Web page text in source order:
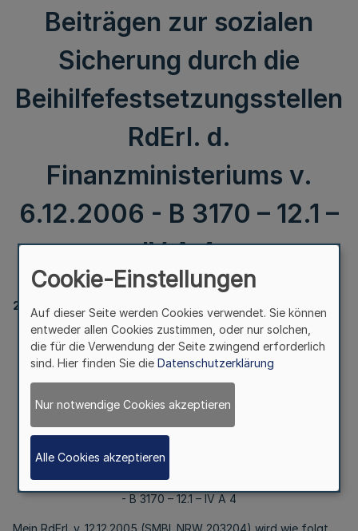
Beiträgen zur sozialen
Sicherung durch die
Beihilfefestsetzungsstellen
RdErl. d.
Finanzministeriums v.
6.12.2006 - B 3170 – 12.1 –
IV A 4
203204
Gewährung von Beihilfen
in Krankheits-, Geburts- und Todesfällen;
Soziale Sicherung von nicht erwerbsmäßig tätigen
Pflegepersonen;
hier: Anteilige Zahlung von Beiträgen zur sozialen
RdErl. d. Finanzministeriums v. 6.12.2006
- B 3170 – 12.1 – IV A 4
Mein RdErl. v. 12.12.2005 (SMBl. NRW 203204) wird wie folgt
Cookie-Einstellungen
Auf dieser Seite werden Cookies verwendet. Sie können
entweder allen Cookies zustimmen, oder nur solchen,
die für die Verwendung der Seite zwingend erforderlich
sind. Hier finden Sie die Datenschutzerklärung
Nur notwendige Cookies akzeptieren
Alle Cookies akzeptieren